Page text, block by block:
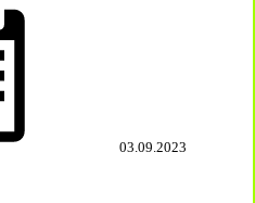
03.09.2023